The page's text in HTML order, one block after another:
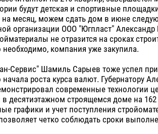
будут детская и спортивные
месяц, можем сдать дом в июне
организации ООО "Югпласт"
не отразится на сроках
необходимо, компания уже закупила.
Сервис" Шамиль Сарыев тоже успел
роста курса валют. Губернатору
современные технологии
в десятиэтажном строящемся доме на
графики и учет поступления
четко соблюдать сроки